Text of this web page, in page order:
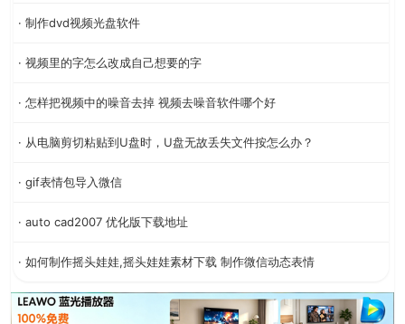
· 制作dvd视频光盘软件
· 视频里的字怎么改成自己想要的字
· 怎样把视频中的噪音去掉 视频去噪音软件哪个好
· 从电脑剪切粘贴到U盘时，U盘无故丢失文件按怎么办？
· gif表情包导入微信
· auto cad2007 优化版下载地址
· 如何制作摇头娃娃,摇头娃娃素材下载 制作微信动态表情